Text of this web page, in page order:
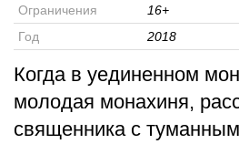
Ограничения
16+
Год
2018
Когда в уединенном
молодая монахиня,
священника с